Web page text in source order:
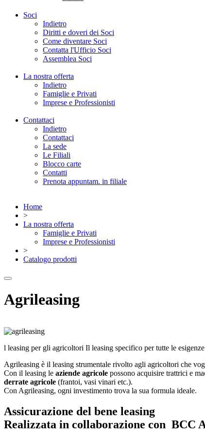
Soci
Indietro
Diritti e doveri dei Soci
Come diventare Soci
Contatta l'Ufficio Soci
Assemblea Soci
La nostra offerta
Indietro
Famiglie e Privati
Imprese e Professionisti
Contattaci
Indietro
Contattaci
La sede
Le Filiali
Blocco carte
Contatti
Prenota appuntam. in filiale
Home
>
La nostra offerta
Famiglie e Privati
Imprese e Professionisti
>
Catalogo prodotti
Agrileasing
l leasing per gli agricoltori Il leasing specifico per tutte le
Agrileasing è il leasing strumentale rivolto agli agricoltori che
Con il leasing le aziende agricole possono acquisire trattrici e
derrate agricole (frantoi, vasi vinari etc.).
Con Agrileasing, ogni investimento trova la sua formula ideale.
Assicurazione del bene leasing
Realizzata in collaborazione con BCC